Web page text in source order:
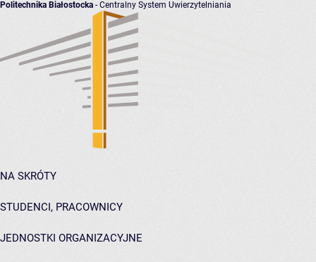
Politechnika Białostocka - Centralny System Uwierzytelniania
NA SKRÓTY
STUDENCI, PRACOWNICY
JEDNOSTKI ORGANIZACYJNE